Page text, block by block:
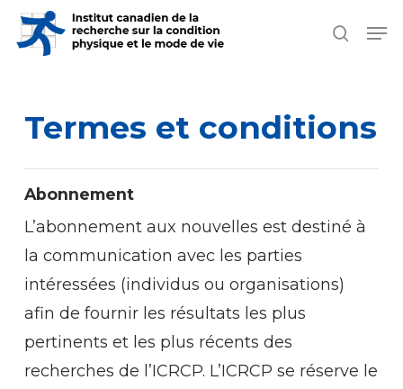
Skip
search
Termes et conditions
Abonnement
L’abonnement aux nouvelles est destiné à
la communication avec les parties
intéressées (individus ou organisations)
afin de fournir les résultats les plus
pertinents et les plus récents des
recherches de l’ICRCP. L’ICRCP se réserve le